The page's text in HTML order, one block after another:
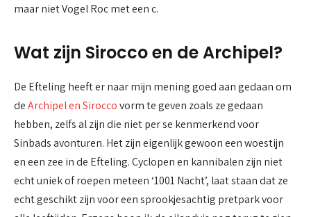
maar niet Vogel Roc met een c.
Wat zijn Sirocco en de Archipel?
De Efteling heeft er naar mijn mening goed aan gedaan om
deArchipel en Siroccovorm te geven zoals ze gedaan
hebben, zelfs al zijn die niet per se kenmerkend voor
Sinbads avonturen. Het zijn eigenlijk gewoon een woestijn
en een zee in de Efteling. Cyclopen en kannibalen zijn niet
echt uniek of roepen meteen ‘1001 Nacht’, laat staan dat ze
echt geschikt zijn voor een sprookjesachtig pretpark voor